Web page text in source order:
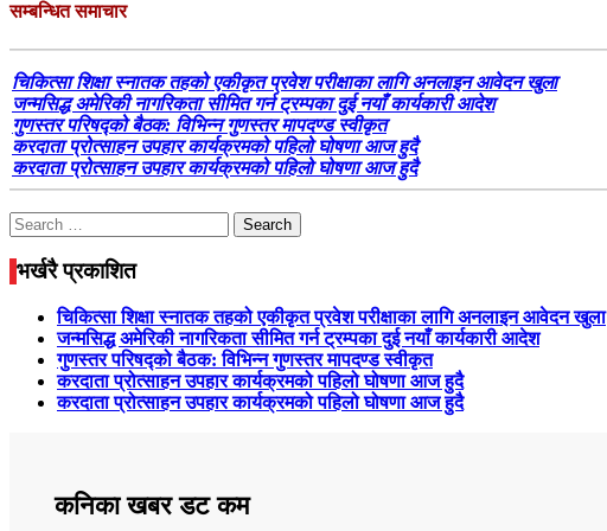
सम्बन्धित समाचार
चिकित्सा शिक्षा स्नातक तहको एकीकृत प्रवेश परीक्षाका लागि अनलाइन आवेदन खुला
जन्मसिद्ध अमेरिकी नागरिकता सीमित गर्न ट्रम्पका दुई नयाँ कार्यकारी आदेश
गुणस्तर परिषद्को बैठक: विभिन्न गुणस्तर मापदण्ड स्वीकृत
करदाता प्रोत्साहन उपहार कार्यक्रमको पहिलो घोषणा आज हुदै
करदाता प्रोत्साहन उपहार कार्यक्रमको पहिलो घोषणा आज हुदै
Search
for:
भर्खरै प्रकाशित
चिकित्सा शिक्षा स्नातक तहको एकीकृत प्रवेश परीक्षाका लागि अनलाइन आवेदन खुला
जन्मसिद्ध अमेरिकी नागरिकता सीमित गर्न ट्रम्पका दुई नयाँ कार्यकारी आदेश
गुणस्तर परिषद्को बैठक: विभिन्न गुणस्तर मापदण्ड स्वीकृत
करदाता प्रोत्साहन उपहार कार्यक्रमको पहिलो घोषणा आज हुदै
करदाता प्रोत्साहन उपहार कार्यक्रमको पहिलो घोषणा आज हुदै
कनिका खबर डट कम